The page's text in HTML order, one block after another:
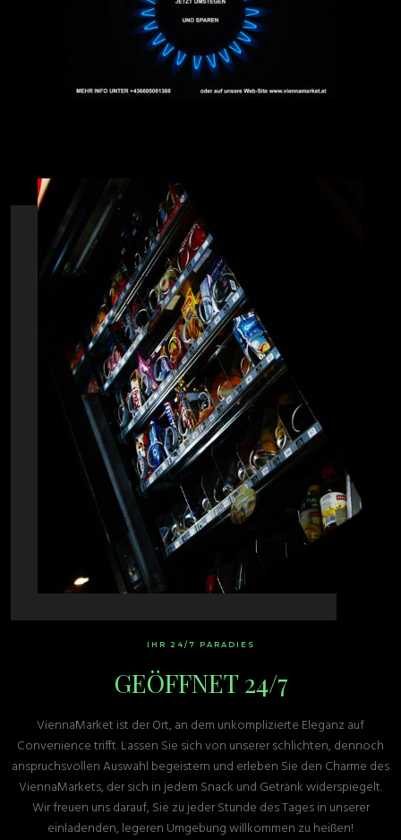
IHR 24/7 PARADIES
GEÖFFNET 24/7
ViennaMarket ist der Ort, an dem unkomplizierte Eleganz auf
Convenience trifft. Lassen Sie sich von unserer schlichten, dennoch
anspruchsvollen Auswahl begeistern und erleben Sie den Charme des
ViennaMarkets, der sich in jedem Snack und Getränk widerspiegelt.
Wir freuen uns darauf, Sie zu jeder Stunde des Tages in unserer
einladenden, legeren Umgebung willkommen zu heißen!